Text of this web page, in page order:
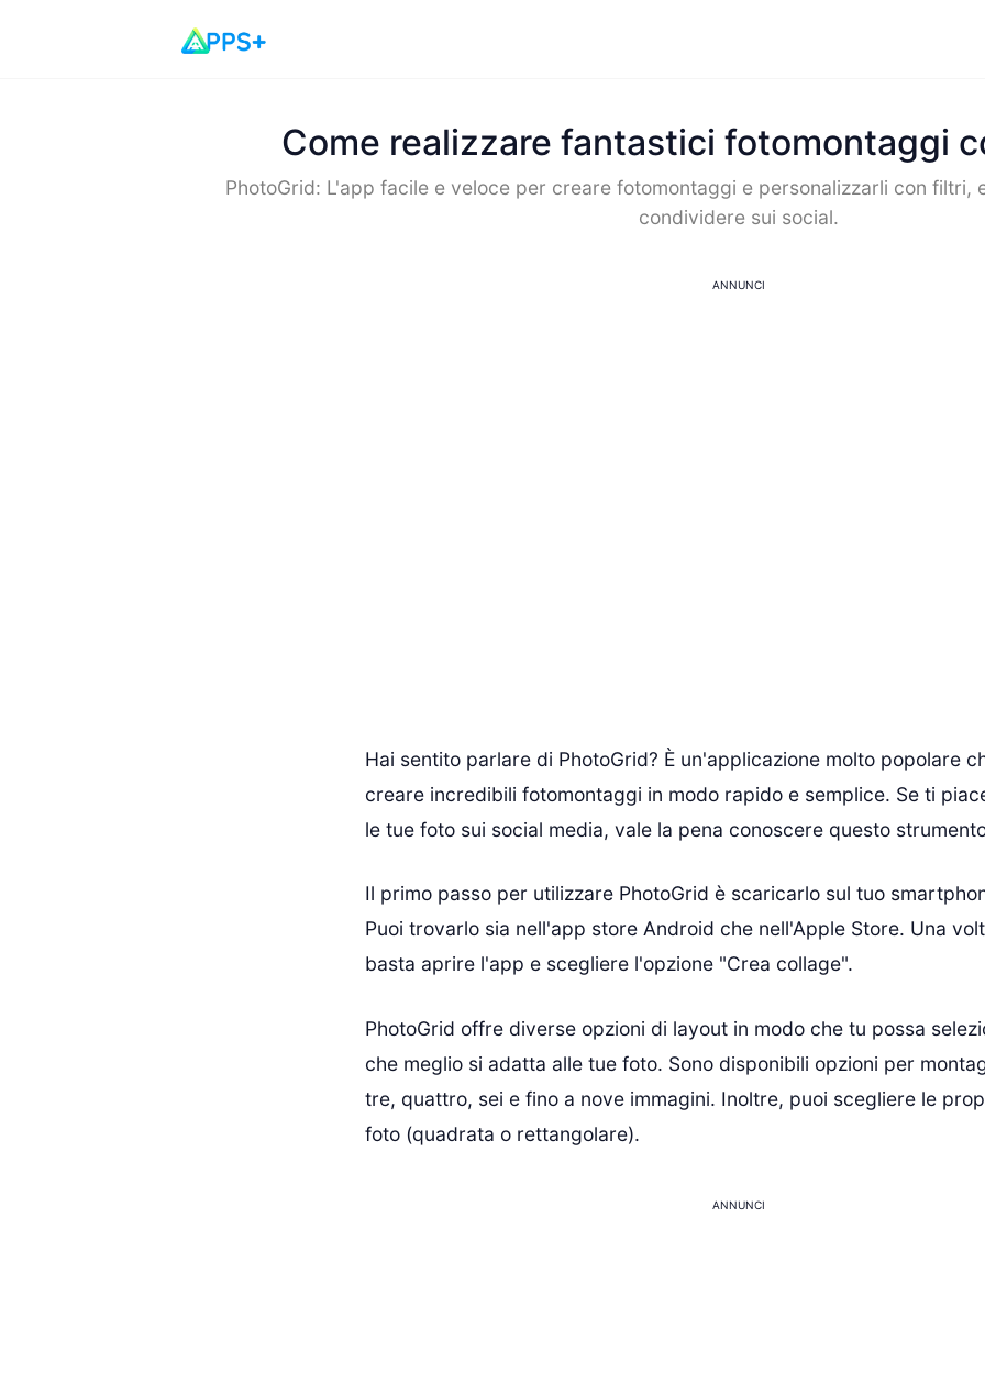
Come realizzare fantastici fotomontaggi
PhotoGrid: L'app facile e veloce per creare fotomontaggi e personalizzarli con filtri,
condividere sui social.
ANNUNCI
Hai sentito parlare di PhotoGrid? È un'applicazione molto popolare
creare incredibili fotomontaggi in modo rapido e semplice. Se ti
le tue foto sui social media, vale la pena conoscere questo
Il primo passo per utilizzare PhotoGrid è scaricarlo sul tuo
Puoi trovarlo sia nell'app store Android che nell'Apple Store. Una
basta aprire l'app e scegliere l'opzione "Crea collage".
PhotoGrid offre diverse opzioni di layout in modo che tu possa
che meglio si adatta alle tue foto. Sono disponibili opzioni per
tre, quattro, sei e fino a nove immagini. Inoltre, puoi scegliere le
foto (quadrata o rettangolare).
ANNUNCI